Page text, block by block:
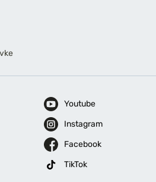
Youtube
Instagram
Facebook
TikTok